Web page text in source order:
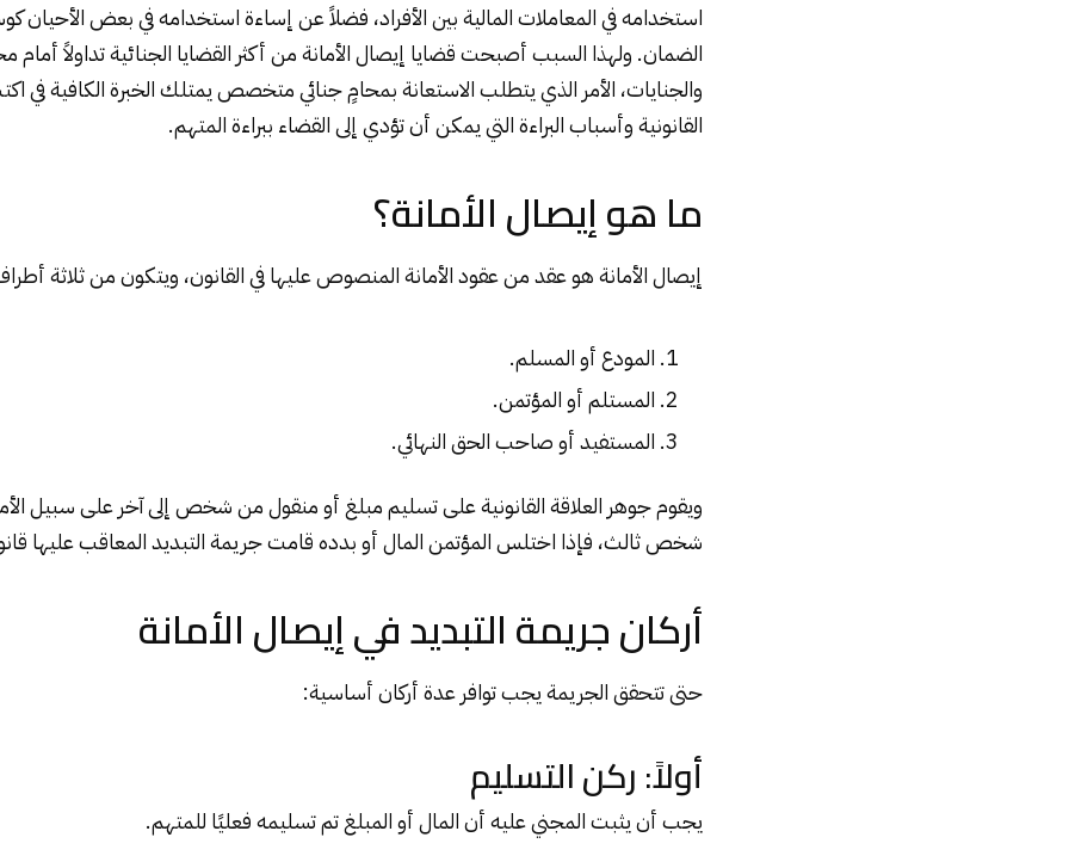
استخدامه في المعاملات المالية بين الأفراد، فضلاً عن إساءة استخدامه في بعض الأحيان
الضمان. ولهذا السبب أصبحت قضايا إيصال الأمانة من أكثر القضايا الجنائيةتداولاً أمام
والجنايات، الأمر الذي يتطلب الاستعانة بمحامٍجنائيمتخصص يمتلك الخبرة الكافية في
القانونية وأسباب البراءة التي يمكن أن تؤدي إلى القضاء ببراءة المتهم.
ما هو إيصال الأمانة؟
إيصال الأمانة هو عقد من عقود الأمانة المنصوص عليها في القانون، ويتكون من ثلاثة
المودع أو المسلم.
المستلم أو المؤتمن.
المستفيد أو صاحب الحق النهائي.
ويقوم جوهر العلاقة القانونية على تسليم مبلغ أو منقول من شخص إلى آخر على سبيل
شخص ثالث، فإذا اختلس المؤتمن المال أو بدده قامت جريمة التبديد المعاقب عليها
أركان جريمة التبديد في إيصال الأمانة
حتى تتحقق الجريمة يجب توافر عدة أركان أساسية:
أولاً: ركن التسليم
يجب أن يثبت المجني عليه أن المال أو المبلغ تم تسليمه فعليًا للمتهم.